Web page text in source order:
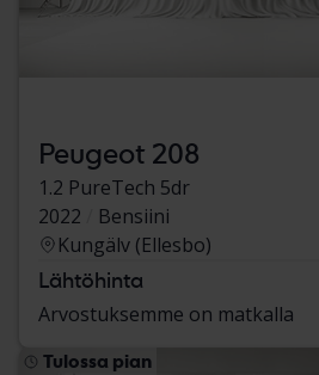
Peugeot 208
1.2 PureTech 5dr
2022
Bensiini
Kungälv (Ellesbo)
Lähtöhinta
Arvostuksemme on matkalla
Tulossa pian